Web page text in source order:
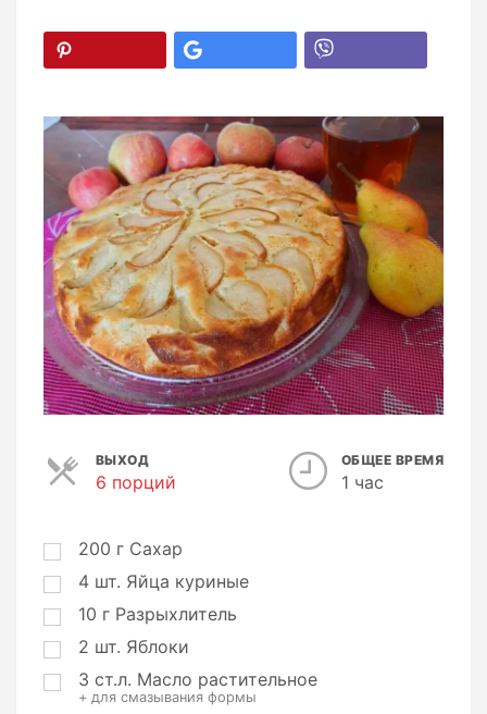
ВЫХОД
6 порций
ц
и
ОБЩЕЕ ВРЕМЯ
1 час
200 г Сахар
4 шт. Яйца куриные
10 г Разрыхлитель
2 шт. Яблоки
3 ст.л. Масло растительное
+ для смазывания формы